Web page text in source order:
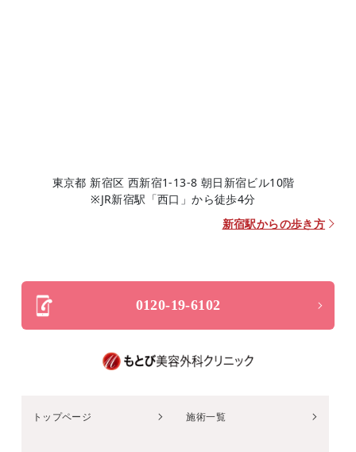
東京都 新宿区 西新宿1-13-8 朝日新宿ビル10階
※JR新宿駅「西口」から徒歩4分
新宿駅からの歩き方
0120-19-6102
トップページ 施術一覧